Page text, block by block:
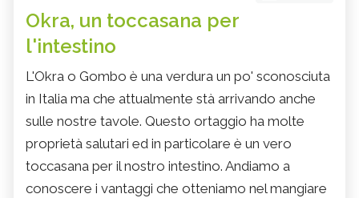
Okra, un toccasana per
l'intestino
L'Okra o Gombo è una verdura un po' sconosciuta
in Italia ma che attualmente stà arrivando anche
sulle nostre tavole. Questo ortaggio ha molte
proprietà salutari ed in particolare è un vero
toccasana per il nostro intestino. Andiamo a
conoscere i vantaggi che otteniamo nel mangiare